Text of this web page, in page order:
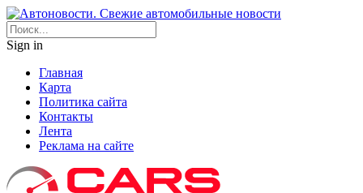
Sign in
Главная
Карта
Политика сайта
Контакты
Лента
Реклама на сайте